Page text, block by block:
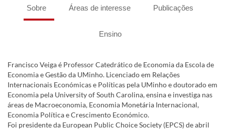
Sobre Áreas de interesse Publicações
Ensino
Francisco Veiga é Professor Catedrático de Economia da Escola de
Economia e Gestão da UMinho. Licenciado em Relações
Internacionais Económicas e Políticas pela UMinho e doutorado em
Economia pela University of South Carolina, ensina e investiga nas
áreas de Macroeconomia, Economia Monetária Internacional,
Economia Política e Crescimento Económico.
Foi presidente da European Public Choice Society (EPCS) de abril